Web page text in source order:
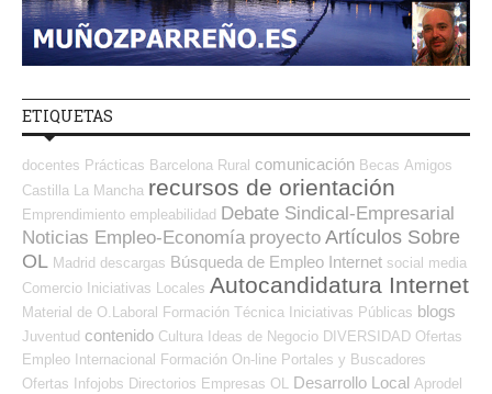
ETIQUETAS
docentes Prácticas Barcelona Rural comunicación Becas Amigos
Castilla La Mancha recursos de orientación
Emprendimiento empleabilidad Debate Sindical-Empresarial
Noticias Empleo-Economía proyecto Artículos Sobre
OL Madrid descargas Búsqueda de Empleo Internet social media
Comercio Iniciativas Locales Autocandidatura Internet
Material de O.Laboral Formación Técnica Iniciativas Públicas blogs
Juventud contenido Cultura Ideas de Negocio DIVERSIDAD Ofertas
Empleo Internacional Formación On-line Portales y Buscadores
Ofertas
Infojobs Directorios Empresas OL Desarrollo Local Aprodel